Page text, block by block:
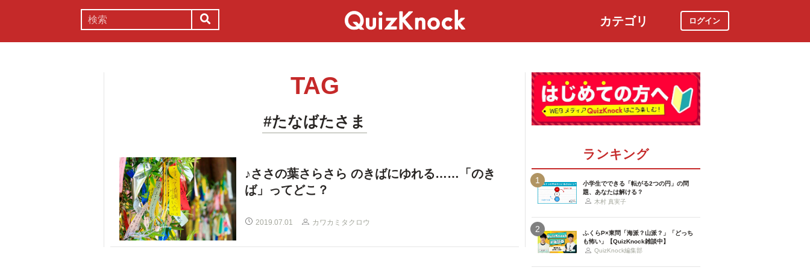
カテゴリ ログイン
TAG
#たなばたさま
♪ささの葉さらさら のきばにゆれる……「のき
ば」ってどこ？
2019.07.01 カワカミタクロウ
ランキング
1
小学生でできる「転がる2つの円」の問
題、あなたは解ける？
木村 真実子
2
ふくらP×東問「海派？山派？」「どっち
も怖い」【QuizKnock雑談中】
QuizKnock編集部